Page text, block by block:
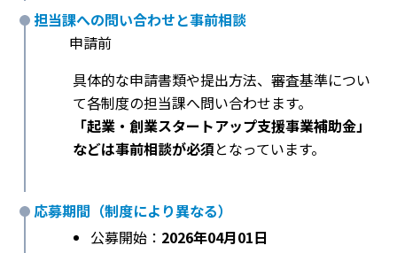
担当課への問い合わせと事前相談
申請前
具体的な申請書類や提出方法、審査基準につい
て各制度の担当課へ問い合わせます。
「起業・創業スタートアップ支援事業補助金」
などは事前相談が必須となっています。
応募期間（制度により異なる）
公募開始： 2026年04月01日